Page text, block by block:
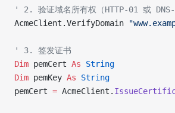
' 2. 验证域名所有权（HTTP-01 或 DNS-
AcmeClient.VerifyDomain
' 3. 签发证书
Dim pemCert As String
Dim pemKey As String
pemCert = AcmeClient.